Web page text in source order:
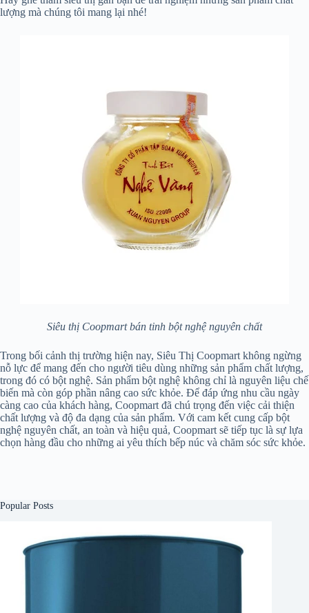
lượng mà chúng tôi mang lại nhé!
Siêu thị Coopmart bán tinh bột nghệ nguyên chất
Trong bối cảnh thị trường hiện nay, Siêu Thị Coopmart không ngừng
nỗ lực để mang đến cho người tiêu dùng những sản phẩm chất lượng,
trong đó có bột nghệ. Sản phẩm bột nghệ không chỉ là nguyên liệu chế
biến mà còn góp phần nâng cao sức khỏe. Để đáp ứng nhu cầu ngày
càng cao của khách hàng, Coopmart đã chú trọng đến việc cải thiện
chất lượng và độ đa dạng của sản phẩm. Với cam kết cung cấp bột
nghệ nguyên chất, an toàn và hiệu quả, Coopmart sẽ tiếp tục là sự lựa
chọn hàng đầu cho những ai yêu thích bếp núc và chăm sóc sức khỏe.
Popular Posts